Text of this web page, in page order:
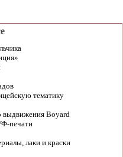
тематику
выдвижения Boyard
печати
лаки и краски